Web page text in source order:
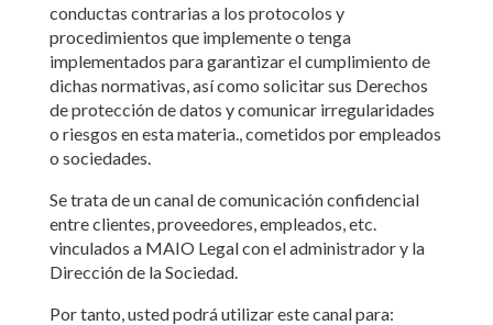
conductas contrarias a los protocolos y
procedimientos que implemente o tenga
implementados para garantizar el cumplimiento de
dichas normativas, así como solicitar sus Derechos
de protección de datos y comunicar irregularidades
o riesgos en esta materia., cometidos por empleados
o sociedades.
Se trata de un canal de comunicación confidencial
entre clientes, proveedores, empleados, etc.
vinculados a MAIO Legal con el administrador y la
Dirección de la Sociedad.
Por tanto, usted podrá utilizar este canal para: